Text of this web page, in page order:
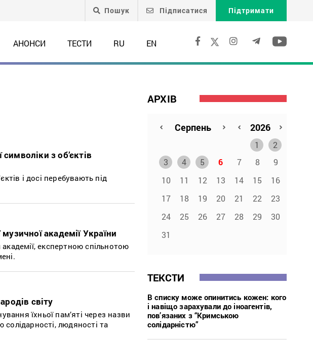
Пошук Підписатися Підтримати
АНОНСИ ТЕСТИ RU EN
з об’єктів
і досі перебувають під
академії України
експертною спільнотою
світу
їхньої пам’яті через назви
солідарності, людяності та
АРХІВ
1
2
3
4 5 6 7 8
9
10
11 12 13 14 15
16
17
18 19 20 21 22
23
24
25 26 27 28 29
30
31
ТЕКСТИ
В списку може опинитись кожен: кого
і навіщо зарахували до іноагентів,
пов’язаних з “Кримською
солідарністю”